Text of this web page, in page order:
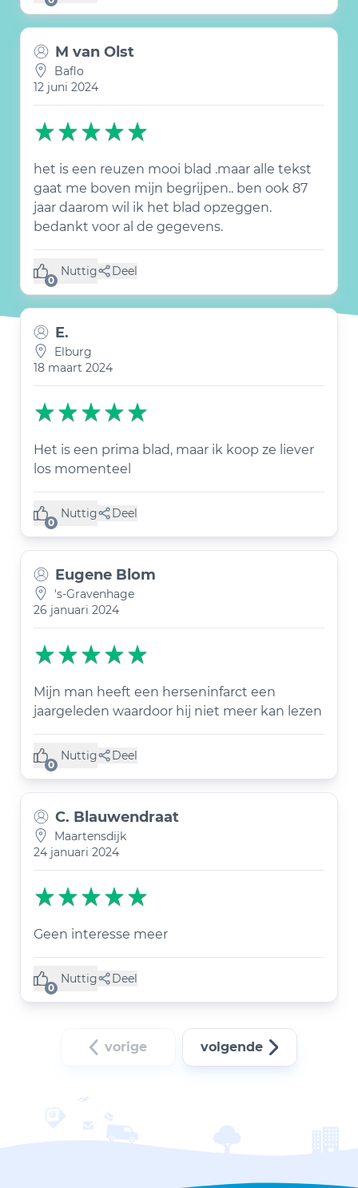
M van Olst
Baflo
12 juni 2024
het is een reuzen mooi blad .maar alle tekst
gaat me boven mijn begrijpen.. ben ook 87
jaar daarom wil ik het blad opzeggen.
bedankt voor al de gegevens.
0
Nuttig
(0 like) Deel
E.
Elburg
18 maart 2024
Het is een prima blad, maar ik koop ze liever
los momenteel
0
Nuttig
(0 like) Deel
Eugene Blom
's-Gravenhage
26 januari 2024
Mijn man heeft een herseninfarct een
jaargeleden waardoor hij niet meer kan lezen
0
Nuttig
(0 like) Deel
C. Blauwendraat
Maartensdijk
24 januari 2024
Geen interesse meer
0
Nuttig
(0 like) Deel
vorige volgende